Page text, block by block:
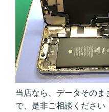
当店なら、データその
で、是非ご相談ください